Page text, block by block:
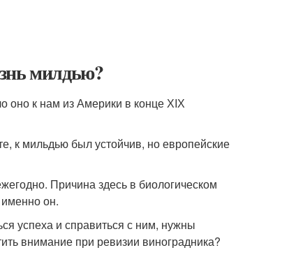
милдью?
оно к нам из Америки в конце ХIХ
к мильдью был устойчив, но европейские
Причина здесь в биологическом
он.
успеха и справиться с ним, нужны
внимание при ревизии виноградника?